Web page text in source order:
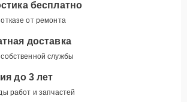
бесплатно
от ремонта
доставка
службы
до 3 лет
работ и запчастей